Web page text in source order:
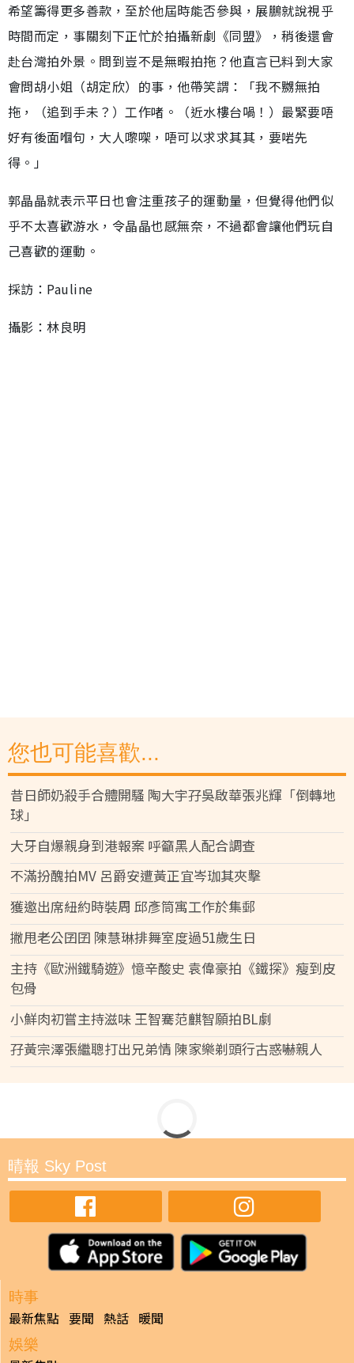
希望籌得更多善款，至於他屆時能否參與，展鵬就說視乎
時間而定，事關刻下正忙於拍攝新劇《同盟》，稍後還會
赴台灣拍外景。問到豈不是無暇拍拖？他直言已料到大家
會問胡小姐（胡定欣）的事，他帶笑謂：「我不嬲無拍
拖，（追到手未？）工作啫。（近水樓台喎！）最緊要唔
好有後面嗰句，大人嚟㗎，唔可以求求其其，要啱先
得。」
郭晶晶就表示平日也會注重孩子的運動量，但覺得他們似
乎不太喜歡游水，令晶晶也感無奈，不過都會讓他們玩自
己喜歡的運動。
採訪：Pauline
攝影：林良明
您也可能喜歡...
昔日師奶殺手合體開騷 陶大宇孖吳啟華張兆輝「倒轉地
球」
大牙自爆親身到港報案 呼籲黑人配合調查
不滿扮醜拍MV 呂爵安遭黃正宜岑珈其夾擊
獲邀出席紐約時裝周 邱彥筒寓工作於集郵
撇甩老公囝囝 陳慧琳排舞室度過51歲生日
主持《歐洲鐵騎遊》憶辛酸史 袁偉豪拍《鐵探》瘦到皮
包骨
小鮮肉初嘗主持滋味 王智騫范麒智願拍BL劇
孖黃宗澤張繼聰打出兄弟情 陳家樂剃頭行古惑嚇親人
晴報 Sky Post
時事
最新焦點 要聞 熱話 暖聞
娛樂